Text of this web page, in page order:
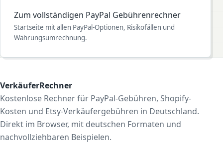
Zum vollständigen PayPal Gebührenrechner
Startseite mit allen PayPal-Optionen, Risikofällen und
Währungsumrechnung.
VerkäuferRechner
Kostenlose Rechner für PayPal-Gebühren, Shopify-
Kosten und Etsy-Verkäufergebühren in Deutschland.
Direkt im Browser, mit deutschen Formaten und
nachvollziehbaren Beispielen.